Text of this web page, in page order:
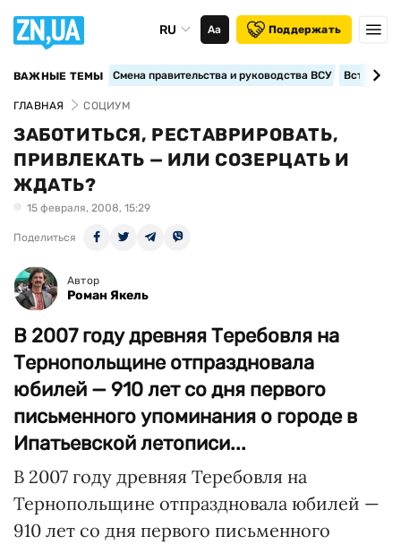
RU Аа Поддержать
ВАЖНЫЕ ТЕМЫ Смена правительства и руководства ВСУ
ГЛАВНАЯ СОЦИУМ
ЗАБОТИТЬСЯ, РЕСТАВРИРОВАТЬ,
ПРИВЛЕКАТЬ — ИЛИ СОЗЕРЦАТЬ И
ЖДАТЬ?
15 февраля, 2008, 15:29
Поделиться
Автор
Роман Якель
В 2007 году древняя Тере­бов­ля на
Тернопольщине отпразд­новала
юбилей — 910 лет со дня первого
письменного упоминания о городе в
Ипатьевской летописи...
В 2007 году древняя Тере­бов­ля на
Тернопольщине отпразд­новала юбилей —
910 лет со дня первого письменного